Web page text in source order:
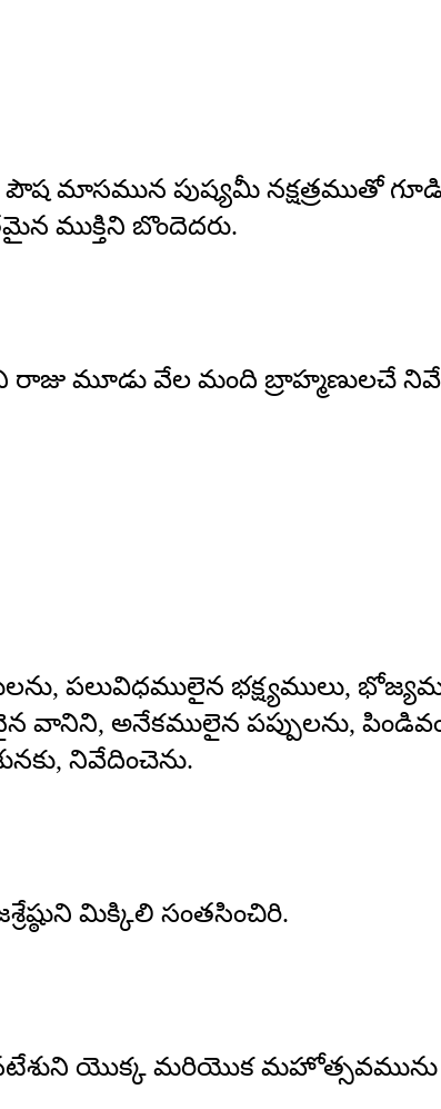
మాసమున పుష్యమీ నక్షత్రముతో
ముక్తిని బొందెదరు.
మూడు వేల మంది బ్రాహ్మణులచే
పలువిధములైన భక్ష్యములు,
అనేకములైన పప్పులను,
నివేదించెను.
మిక్కిలి సంతసించిరి.
యొక్క మరియొక మహోత్సవమును